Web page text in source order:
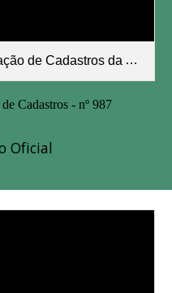
da Aldir Blanc.pdf
Cadastros - nº 987
Oficial